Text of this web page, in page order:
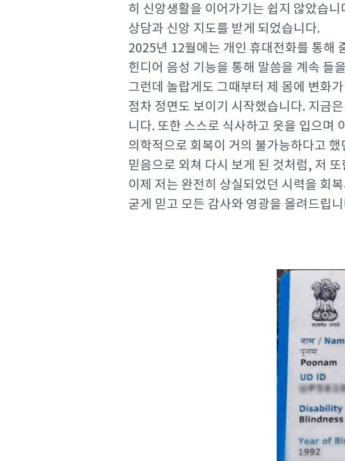
히 신앙생활을 이어가기는 쉽지 않았습
상담과 신앙 지도를 받게 되었습니다.
2025년 12월에는 개인 휴대전화를 통해
힌디어 음성 기능을 통해 말씀을 계속 들
그런데 놀랍게도 그때부터 제 몸에 변화
점차 정면도 보이기 시작했습니다. 지금
니다. 또한 스스로 식사하고 옷을 입으며
의학적으로 회복이 거의 불가능하다고
믿음으로 외쳐 다시 보게 된 것처럼, 저
이제 저는 완전히 상실되었던 시력을 회
굳게 믿고 모든 감사와 영광을 올려드립